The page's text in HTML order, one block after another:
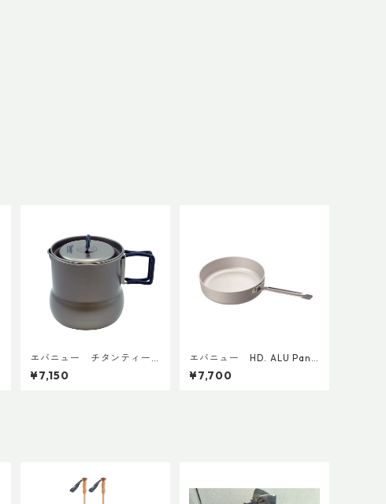
エバニュー チタンティー
ポット500 ECA545
¥7,150
エバニュー HD. ALU Pan
#18 EBY634
¥7,700